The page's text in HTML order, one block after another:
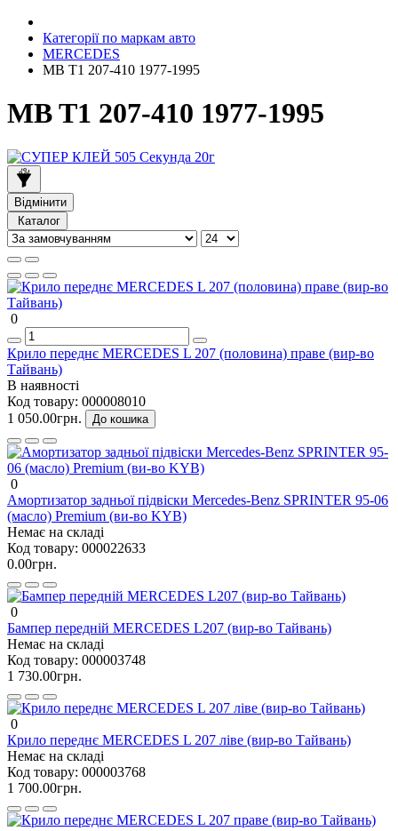
Категорії по маркам авто
MERCEDES
MB T1 207-410 1977-1995
MB T1 207-410 1977-1995
Відмінити
Каталог
0
Крило переднє MERCEDES L 207 (половина) праве (вир-во
Тайвань)
В наявності
Код товару: 000008010
1 050.00грн.
До кошика
0
Амортизатор задньої підвіски Mercedes-Benz SPRINTER 95-06
(масло) Premium (ви-во KYB)
Немає на складі
Код товару: 000022633
0.00грн.
0
Бампер передній MERCEDES L207 (вир-во Тайвань)
Немає на складі
Код товару: 000003748
1 730.00грн.
0
Крило переднє MERCEDES L 207 ліве (вир-во Тайвань)
Немає на складі
Код товару: 000003768
1 700.00грн.